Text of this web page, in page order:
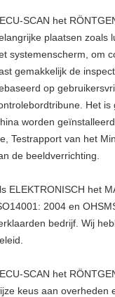
SCAN het
plaatsen zoals
systemenscherm, om
gemakkelijk de
op
Het
worden
Testrapport van het
de beeldverrichting.
ELEKTRONISCH het
2004 en
bedrijf. Wij
SCAN het
keus aan overheden